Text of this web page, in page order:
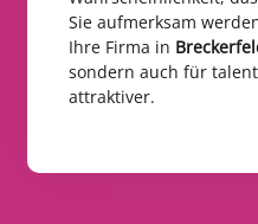
Sie aufmerksam
Ihre Firma in
sondern auch für
attraktiver.